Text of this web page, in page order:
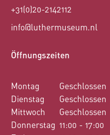
+31(0)20-2142112
info@luthermuseum.nl
Öffnungszeiten
Montag
Dienstag
Mittwoch
Donnerstag
Geschlossen
Geschlossen
Geschlossen
11:00 - 17:00